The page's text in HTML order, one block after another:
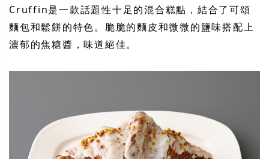
Cruffin是一款話題性十足的混合糕點，結合了可頌
麵包和鬆餅的特色。脆脆的麵皮和微微的鹽味搭配上
濃郁的焦糖醬，味道絕佳。